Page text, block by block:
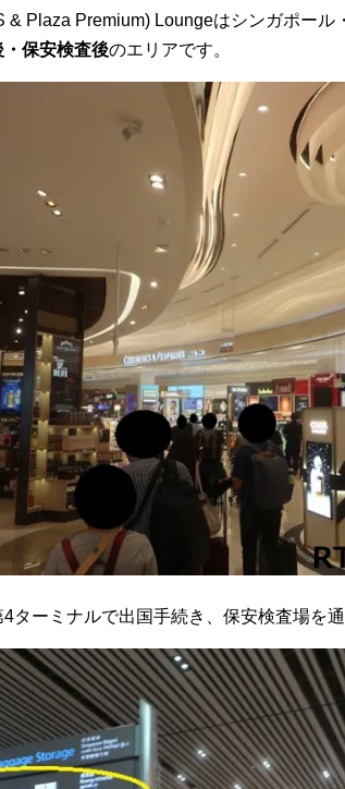
& Plaza Premium) Loungeはシンガポール
・保安検査後のエリアです。
ターミナルで出国手続き、保安検査場を